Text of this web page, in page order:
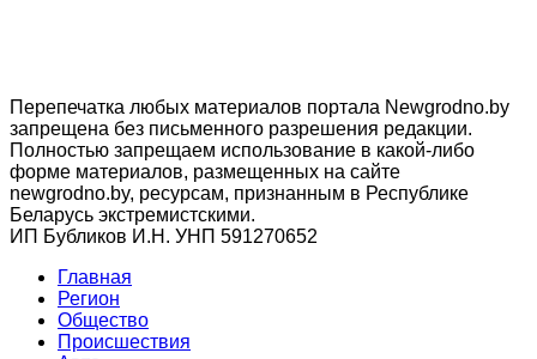
Перепечатка любых материалов портала Newgrodno.by
запрещена без письменного разрешения редакции.
Полностью запрещаем использование в какой-либо
форме материалов, размещенных на сайте
newgrodno.by, ресурсам, признанным в Республике
Беларусь экстремистскими.
ИП Бубликов И.Н. УНП 591270652
Главная
Регион
Общество
Происшествия